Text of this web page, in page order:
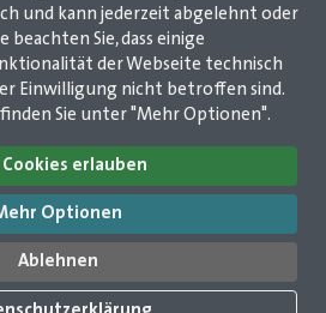
und kann jederzeit abgelehnt oder
Sie, dass einige
der Webseite technisch
Einwilligung nicht betroffen sind.
Sie unter "Mehr Optionen".
Cookies erlauben
Optionen
Ablehnen
2025